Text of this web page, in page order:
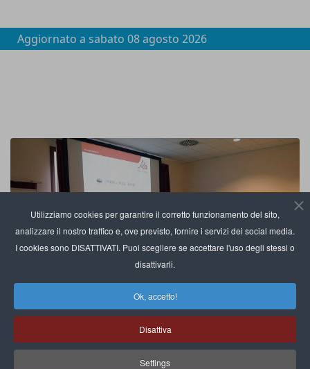
Utilizziamo cookies per garantire il corretto funzionamento del sito,
analizzare il nostro traffico e, ove previsto, fornire i servizi dei social media.
I cookies sono DISATTIVATI. Puoi scegliere se accettare l'uso degli stessi o
disattivarli.
Ok, accetto!
Disattiva
Settings
Aggiornato a sabato 08 agosto 2026